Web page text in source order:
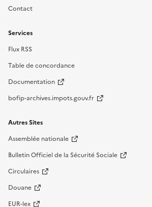
Contact
Services
Flux RSS
Table de concordance
Documentation
bofip-archives.impots.gouv.fr
Autres Sites
Assemblée nationale
Bulletin Officiel de la Sécurité Sociale
Circulaires
Douane
EUR-lex